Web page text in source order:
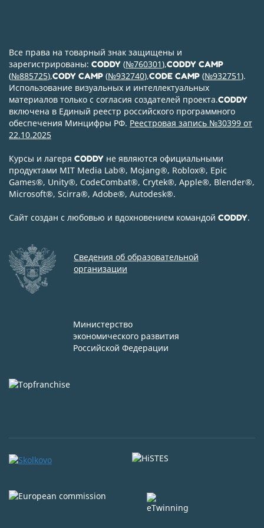
Все права на товарный знак защищены и
зарегистрированы: CODDY (№760301),CODDY CAMP
(№885725),CODY CAMP (№932740),CODE CAMP (№932751).
Использование визуальных и интеллектуальных
материалов только с согласия создателей проекта.CODDY
включена в Единый реестр российского программного
обеспечения Минцифры РФ. Реестровая запись №30399 от
22.10.2025
Курсы и лагеря CODDY не являются официальными
продуктами MIT Media Lab®, Mojang®, Roblox®, Epic
Games®, Unity®, CodeСombat®, Crytek®, Apple®, Blender®,
Microsoft®, Scirra®, Adobe®, Autodesk®.
Сайт создан с любовью и вдохновением командой CODDY.
Сведения об образовательной
организации
Министерство
экономического развития
Российской Федерации